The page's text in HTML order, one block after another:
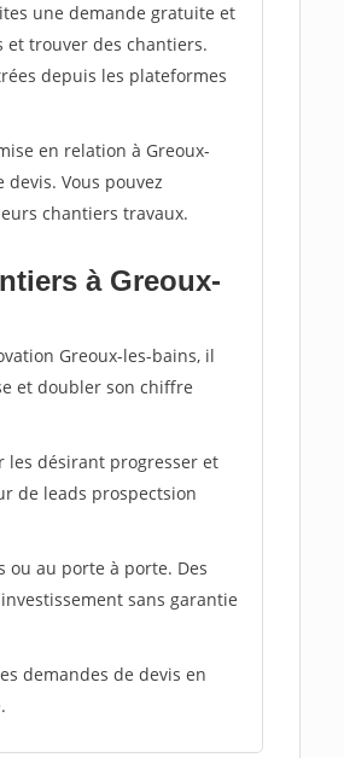
une demande gratuite et
et trouver des chantiers.
depuis les plateformes
en relation à Greoux-
Vous pouvez
chantiers travaux.
à Greoux-
Greoux-les-bains, il
et doubler son chiffre
les désirant progresser et
de leads prospectsion
au porte à porte. Des
sans garantie
demandes de devis en